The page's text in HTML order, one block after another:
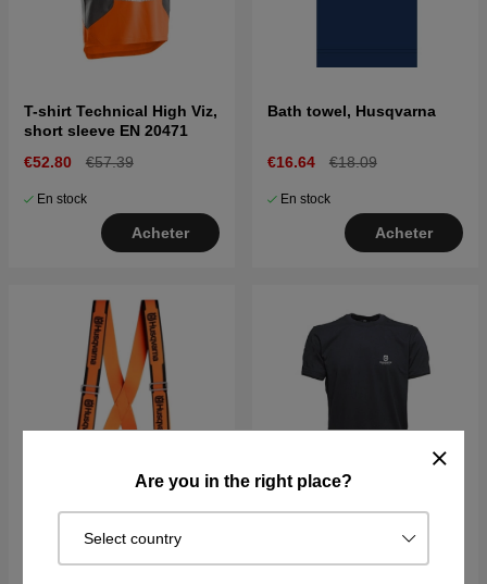
Are you in the right place?
Select country
T-shirt Technical High Viz,
short sleeve EN 20471
€52.80
€57.39
En stock
Acheter
Bath towel, Husqvarna
€16.64 €18.09
En stock
Acheter
Bretelles Husqvarna
Husqvarna T-Shirt - Small
logo